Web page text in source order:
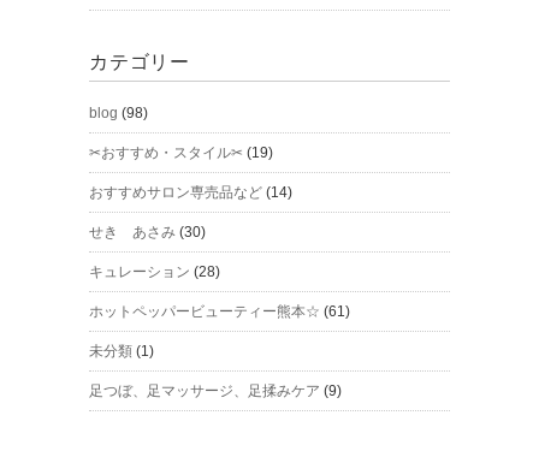
カテゴリー
blog (98)
✂おすすめ・スタイル✂ (19)
おすすめサロン専売品など (14)
せき あさみ (30)
キュレーション (28)
ホットペッパービューティー熊本☆ (61)
未分類 (1)
足つぼ、足マッサージ、足揉みケア (9)